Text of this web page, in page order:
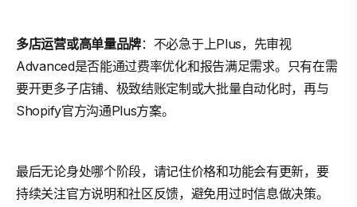
多店运营或高单量品牌：不必急于上Plus，先审视
Advanced是否能通过费率优化和报告满足需求。只有在需
要开更多子店铺、极致结账定制或大批量自动化时，再与
Shopify官方沟通Plus方案。
最后无论身处哪个阶段，请记住价格和功能会有更新，要
持续关注官方说明和社区反馈，避免用过时信息做决策。